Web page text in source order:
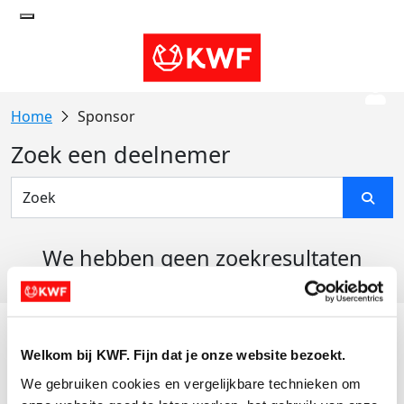
Welkom bij KWF. Fijn dat je onze website bezoekt.
We gebruiken cookies en vergelijkbare technieken om
Sponsor
Zoek een deelnemer
We hebben geen zoekresultaten
Actiematerialen
Evenementen